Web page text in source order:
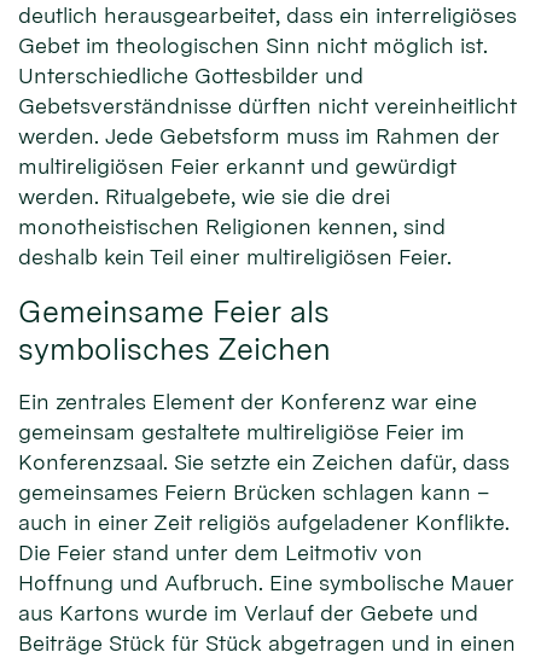
deutlich herausgearbeitet, dass ein interreligiöses
Gebet im theologischen Sinn nicht möglich ist.
Unterschiedliche Gottesbilder und
Gebetsverständnisse dürften nicht vereinheitlicht
werden. Jede Gebetsform muss im Rahmen der
multireligiösen Feier erkannt und gewürdigt
werden. Ritualgebete, wie sie die drei
monotheistischen Religionen kennen, sind
deshalb kein Teil einer multireligiösen Feier.
Gemeinsame Feier als
symbolisches Zeichen
Ein zentrales Element der Konferenz war eine
gemeinsam gestaltete multireligiöse Feier im
Konferenzsaal. Sie setzte ein Zeichen dafür, dass
gemeinsames Feiern Brücken schlagen kann –
auch in einer Zeit religiös aufgeladener Konflikte.
Die Feier stand unter dem Leitmotiv von
Hoffnung und Aufbruch. Eine symbolische Mauer
aus Kartons wurde im Verlauf der Gebete und
Beiträge Stück für Stück abgetragen und in einen